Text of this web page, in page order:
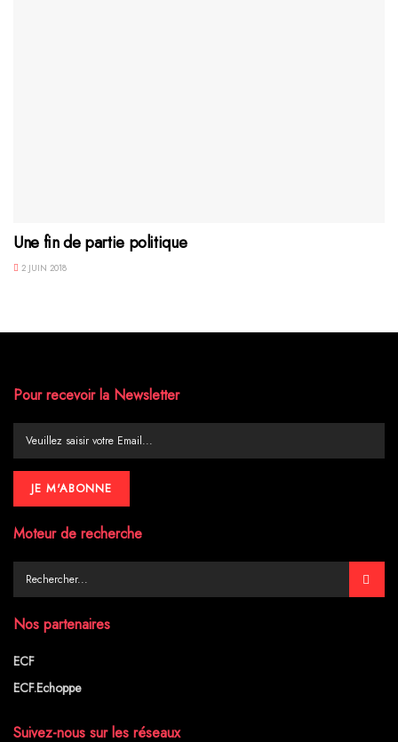
Une fin de partie politique
2 JUIN 2018
Pour recevoir la Newsletter
Moteur de recherche
Nos partenaires
ECF
ECF.Echoppe
Suivez-nous sur les réseaux